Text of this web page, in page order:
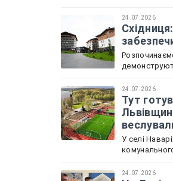
24.07.2026
24.07.2026
Тут
У селі
24.07.2026